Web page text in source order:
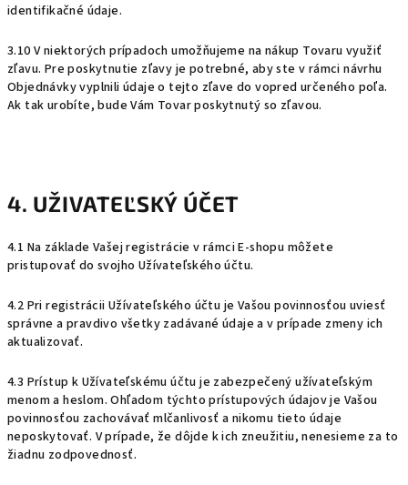
identifikačné údaje.
3.10 V niektorých prípadoch umožňujeme na nákup Tovaru využiť
zľavu. Pre poskytnutie zľavy je potrebné, aby ste v rámci návrhu
Objednávky vyplnili údaje o tejto zľave do vopred určeného poľa.
Ak tak urobíte, bude Vám Tovar poskytnutý so zľavou.
4. UŽIVATEĽSKÝ ÚČET
4.1 Na základe Vašej registrácie v rámci E-shopu môžete
pristupovať do svojho Užívateľského účtu.
4.2 Pri registrácii Užívateľského účtu je Vašou povinnosťou uviesť
správne a pravdivo všetky zadávané údaje a v prípade zmeny ich
aktualizovať.
4.3 Prístup k Užívateľskému účtu je zabezpečený užívateľským
menom a heslom. Ohľadom týchto prístupových údajov je Vašou
povinnosťou zachovávať mlčanlivosť a nikomu tieto údaje
neposkytovať. V prípade, že dôjde k ich zneužitiu, nenesieme za to
žiadnu zodpovednosť.